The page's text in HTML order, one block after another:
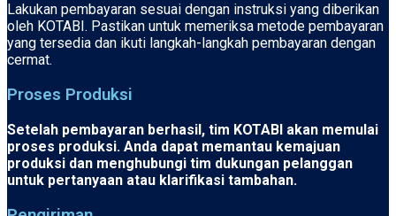
Lakukan pembayaran sesuai dengan instruksi yang diberikan
oleh KOTABI. Pastikan untuk memeriksa metode pembayaran
yang tersedia dan ikuti langkah-langkah pembayaran dengan
cermat.
Proses Produksi
Setelah pembayaran berhasil, tim KOTABI akan memulai
proses produksi. Anda dapat memantau kemajuan
produksi dan menghubungi tim dukungan pelanggan
untuk pertanyaan atau klarifikasi tambahan.